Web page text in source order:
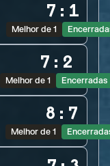
7 : 1
Melhor de 1
7 : 2
Melhor de 1 Encerradas
8 : 7
Melhor de 1